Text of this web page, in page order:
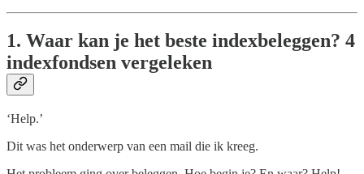
1. Waar kan je het beste indexbeleggen? 4
indexfondsen vergeleken
‘Help.’
Dit was het onderwerp van een mail die ik kreeg.